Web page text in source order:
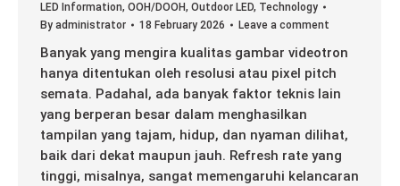
LED Information, OOH/DOOH, Outdoor LED, Technology
By administrator 18 February 2026 Leave a comment
Banyak yang mengira kualitas gambar videotron
hanya ditentukan oleh resolusi atau pixel pitch
semata. Padahal, ada banyak faktor teknis lain
yang berperan besar dalam menghasilkan
tampilan yang tajam, hidup, dan nyaman dilihat,
baik dari dekat maupun jauh. Refresh rate yang
tinggi, misalnya, sangat memengaruhi kelancaran